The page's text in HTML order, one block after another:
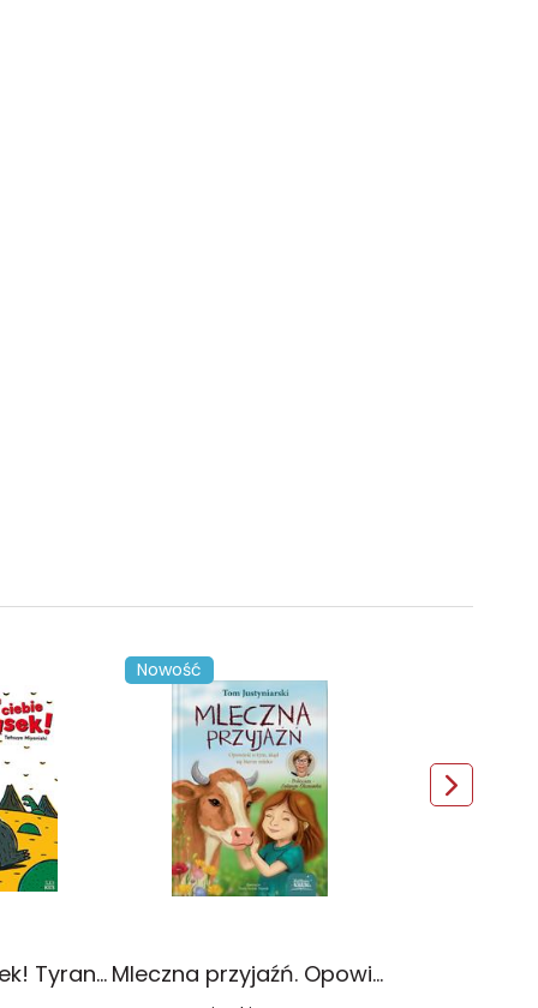
Ale z ciebie kąsek! Tyranozaur. Tom 1
Nowość
Mleczna przyjaźń. Opowieść o tym, skąd się bierze mleko